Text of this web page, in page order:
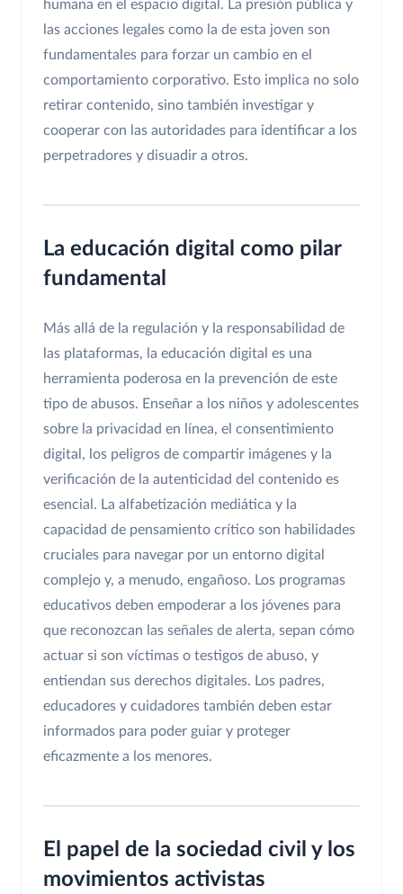
humana en el espacio digital. La presión pública y
las acciones legales como la de esta joven son
fundamentales para forzar un cambio en el
comportamiento corporativo. Esto implica no solo
retirar contenido, sino también investigar y
cooperar con las autoridades para identificar a los
perpetradores y disuadir a otros.
La educación digital como pilar
fundamental
Más allá de la regulación y la responsabilidad de
las plataformas, la educación digital es una
herramienta poderosa en la prevención de este
tipo de abusos. Enseñar a los niños y adolescentes
sobre la privacidad en línea, el consentimiento
digital, los peligros de compartir imágenes y la
verificación de la autenticidad del contenido es
esencial. La alfabetización mediática y la
capacidad de pensamiento crítico son habilidades
cruciales para navegar por un entorno digital
complejo y, a menudo, engañoso. Los programas
educativos deben empoderar a los jóvenes para
que reconozcan las señales de alerta, sepan cómo
actuar si son víctimas o testigos de abuso, y
entiendan sus derechos digitales. Los padres,
educadores y cuidadores también deben estar
informados para poder guiar y proteger
eficazmente a los menores.
El papel de la sociedad civil y los
movimientos activistas